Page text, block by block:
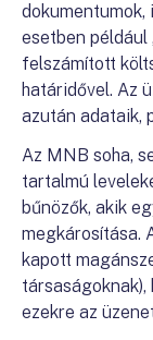
dokumentumok,
esetben például
felszámított
határidővel. Az
azután adataik,
Az MNB soha,
tartalmú
bűnözők, akik
megkárosítása.
kapott
társaságoknak),
ezekre az